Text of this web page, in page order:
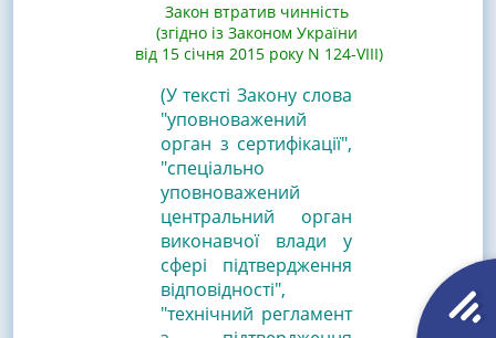
Закон втратив чинність
(згідно із Законом України
від 15 січня 2015 року N 124-VIII)
(У тексті Закону слова
"уповноважений
орган з сертифікації",
"спеціально
уповноважений
центральний орган
виконавчої влади у
сфері підтвердження
відповідності",
"технічний регламент